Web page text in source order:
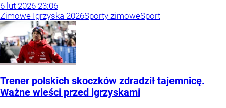
6 lut 2026 23:06
Zimowe Igrzyska 2026Sporty zimoweSport
Trener polskich skoczków zdradził tajemnicę.
Ważne wieści przed igrzyskami